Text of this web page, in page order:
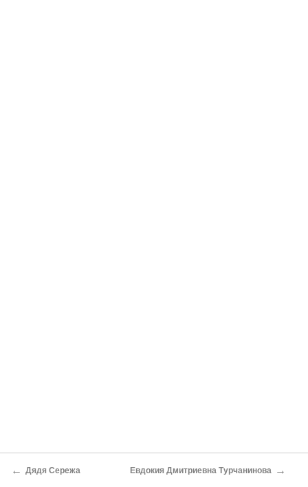
← Дядя Сережа Евдокия Дмитриевна Турчанинова →